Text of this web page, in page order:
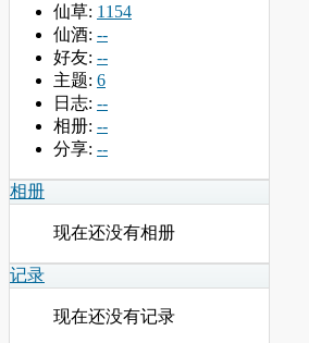
仙草: 1154
仙酒: --
好友: --
主题: 6
日志: --
相册: --
分享: --
相册
现在还没有相册
记录
现在还没有记录